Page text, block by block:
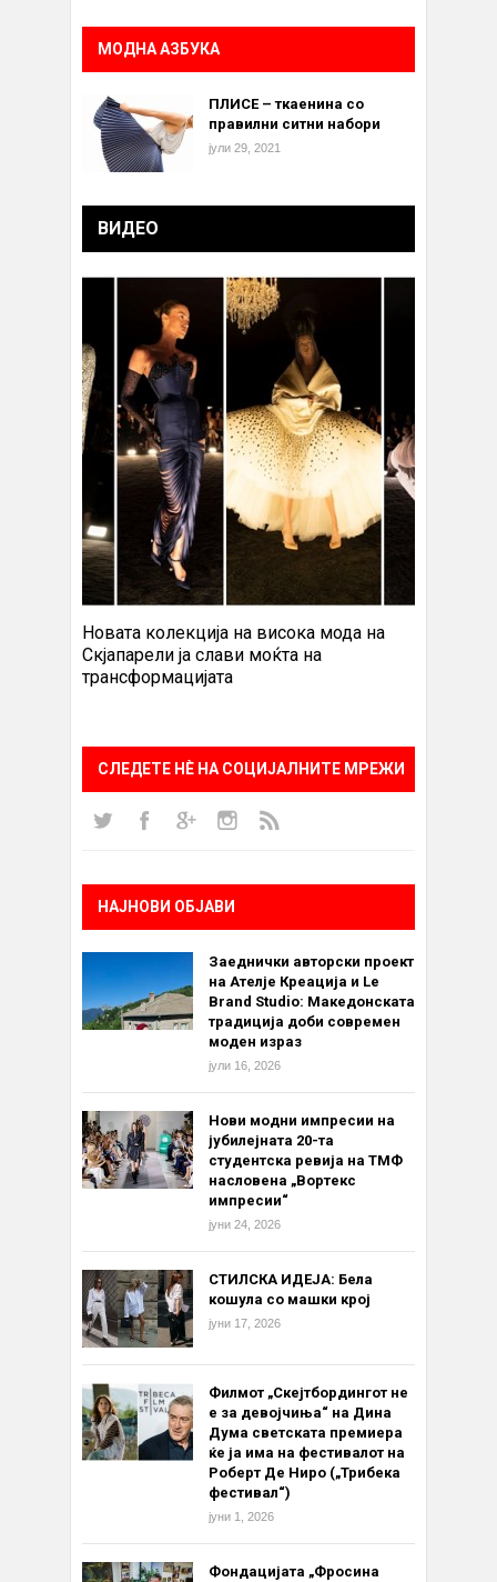
МОДНА АЗБУКА
ПЛИСЕ – ткаенина со
правилни ситни набори
јули 29, 2021
ВИДЕО
Новата колекција на висока мода на
Скјапарели ја слави моќта на
трансформацијата
СЛЕДЕТЕ НÈ НА СОЦИЈАЛНИТЕ МРЕЖИ
НАЈНОВИ ОБЈАВИ
Заеднички авторски проект
на Ателје Креација и Le
Brand Studio: Македонската
традиција доби современ
моден израз
јули 16, 2026
Нови модни импресии на
јубилејната 20-та
студентска ревија на ТМФ
насловена „Вортекс
импресии“
јуни 24, 2026
СТИЛСКА ИДЕЈА: Бела
кошула со машки крој
јуни 17, 2026
Филмот „Скејтбордингот не
е за девојчиња“ на Дина
Дума светската премиера
ќе ја има на фестивалот на
Роберт Де Ниро („Трибека
фестивал“)
јуни 1, 2026
Фондацијата „Фросина